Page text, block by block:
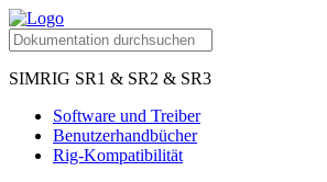
SIMRIG SR1 & SR2 & SR3
Software und Treiber
Benutzerhandbücher
Rig-Kompatibilität